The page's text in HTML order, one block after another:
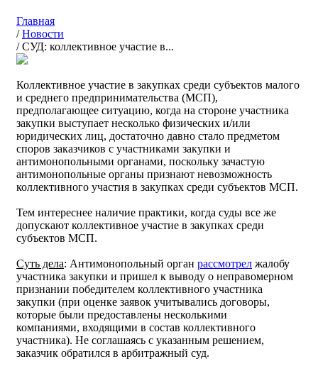
Главная
/ Новости
/ СУД: коллективное участие в...
Коллективное участие в закупках среди субъектов малого
и среднего предпринимательства (МСП),
предполагающее ситуацию, когда на стороне участника
закупки выступает несколько физических и/или
юридических лиц, достаточно давно стало предметом
споров заказчиков с участниками закупки и
антимонопольными органами, поскольку зачастую
антимонопольные органы признают невозможность
коллективного участия в закупках среди субъектов МСП.
Тем интереснее наличие практики, когда суды все же
допускают коллективное участие в закупках среди
субъектов МСП.
Суть дела: Антимонопольный орган рассмотрел жалобу
участника закупки и пришел к выводу о неправомерном
признании победителем коллективного участника
закупки (при оценке заявок учитывались договоры,
которые были предоставлены несколькими
компаниями, входящими в состав коллективного
участника). Не соглашаясь с указанным решением,
заказчик обратился в арбитражный суд.